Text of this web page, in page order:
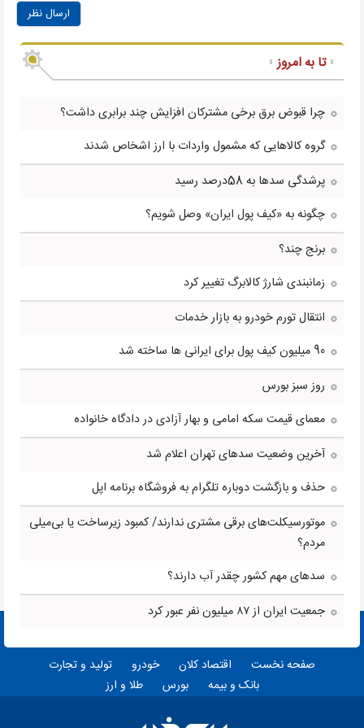
ارسال نظر
تا به امروز
چرا قبوض برق برخی مشترکان افزایش چند برابری داشت؟
گروه کالاهایی که مشمول واردات با ارز اشخاص شدند
پرشدگی سدها به 58درصد رسید
چگونه به «کیف پول ایران» وصل شویم؟
برنج چند؟
زمانبندی شارژ کالابرگ تغییر کرد
انتقال تورم خودرو به بازار خدمات
90 میلیون کیف پول برای ایرانی ها ساخته شد
روز سبز بورس
معمای قیمت سکه امامی و بهار آزادی در دادگاه خانواده
آخرین وضعیت سدهای تهران اعلام شد
حذف و بازگشت دوباره تلگرام به فروشگاه برنامه اپل
موتورسیکلت‌های برقی مشتری ندارند/ کمبود زیرساخت یا بی‌میلی
مردم؟
سدهای مهم کشور چقدر آب دارند؟
جمعیت ایران از ۸۷ میلیون نفر عبور کرد
صفحه نخست اقتصاد کلان خودرو
تولید و تجارت
بانک و بیمه
بورس طلا و ارز